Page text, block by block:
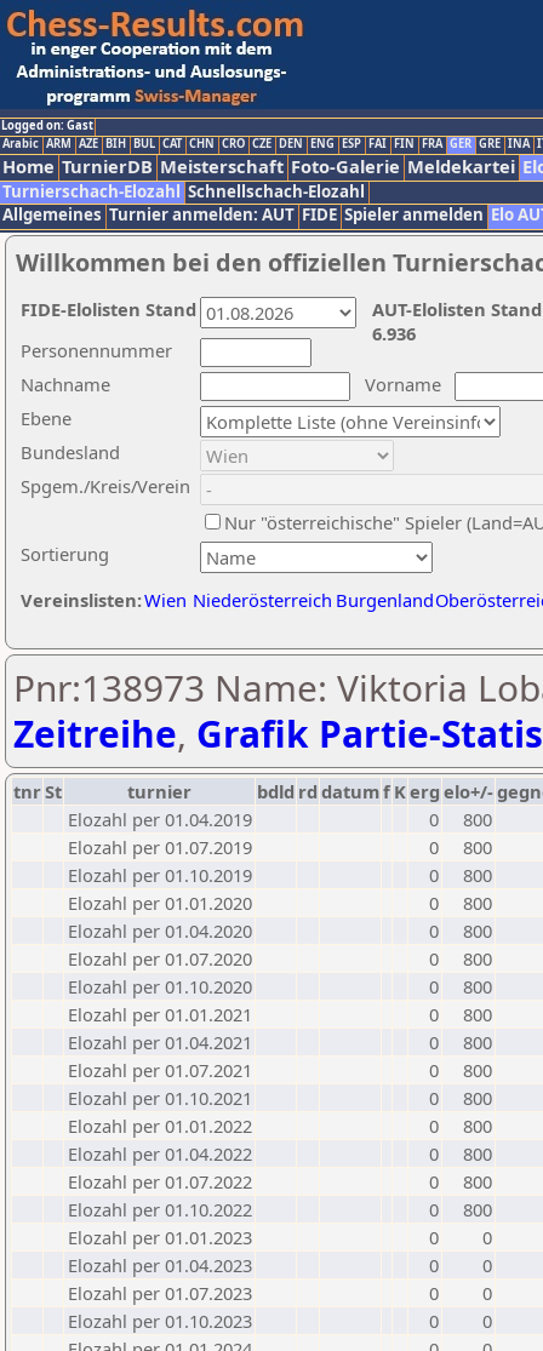
Logged on: Gast
Arabic ARM AZE BIH BUL CAT CHN CRO CZE DEN ENG ESP FAI FIN FRA GER GRE INA
Home TurnierDB Meisterschaft Foto-Galerie Meldekartei
Turnierschach-Elozahl Schnellschach-Elozahl
Allgemeines Turnier anmelden: AUT FIDE Spieler anmelden Elo
Willkommen bei den offiziellen
Nachname
Vorname
Ebene
Sortierung
Personennummer
Bundesland
Spgem./Kreis/Verein
Nur "österreichische" Spieler
Vereinslisten:Wien Niederösterreich Burgenland
AUT-Elolisten
6.936
FIDE-Elolisten Stand
Pnr:138973 Name: Viktoria
Zeitreihe, Grafik Partie-
tnrSt turnier bdld rd datumf Kerg elo+/-
Elozahl per 01.04.2019
0
800
Elozahl per 01.07.2019
0
800
Elozahl per 01.10.2019
0
800
Elozahl per 01.01.2020
0
800
Elozahl per 01.04.2020
0
800
Elozahl per 01.07.2020
0
800
Elozahl per 01.10.2020
0
800
Elozahl per 01.01.2021
0
800
Elozahl per 01.04.2021
0
800
Elozahl per 01.07.2021
0
800
Elozahl per 01.10.2021
0
800
Elozahl per 01.01.2022
0
800
Elozahl per 01.04.2022
0
800
Elozahl per 01.07.2022
0
800
Elozahl per 01.10.2022
0
800
Elozahl per 01.01.2023
0
0
Elozahl per 01.04.2023
0
0
Elozahl per 01.07.2023
0
0
Elozahl per 01.10.2023
0
0